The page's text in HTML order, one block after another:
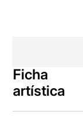
Ficha
artística